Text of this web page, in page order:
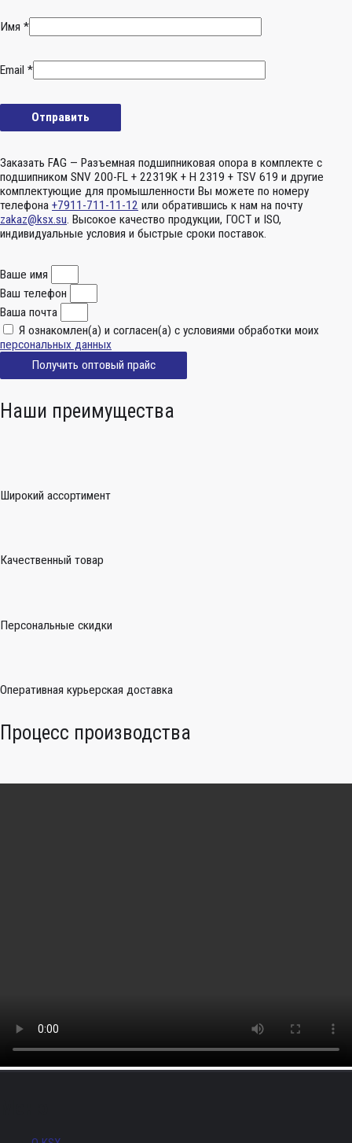
Имя *
Email *
Заказать FAG — Разъемная подшипниковая опора в комплекте с
подшипником SNV 200-FL + 22319K + H 2319 + TSV 619 и другие
комплектующие для промышленности Вы можете по номеру
телефона +7911-711-11-12 или обратившись к нам на почту
zakaz@ksx.su. Высокое качество продукции, ГОСТ и ISO,
индивидуальные условия и быстрые сроки поставок.
Ваше имя
Ваш телефон
Ваша почта
Я ознакомлен(а) и согласен(а) с условиями обработки моих
персональных данных
Получить оптовый прайс
Наши преимущества
Широкий ассортимент
Качественный товар
Персональные скидки
Оперативная курьерская доставка
Процесс производства